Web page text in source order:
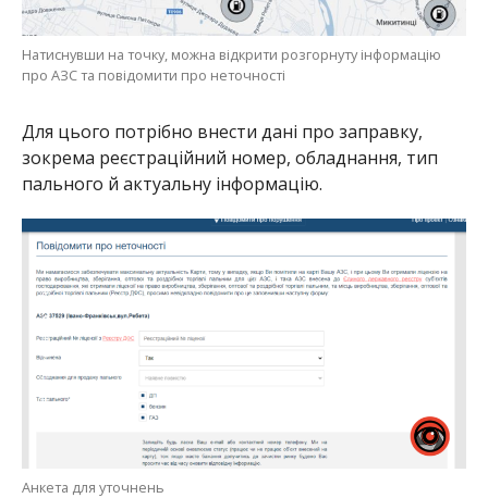
Натиснувши на точку, можна відкрити розгорнуту інформацію
про АЗС та повідомити про неточності
Для цього потрібно внести дані про заправку,
зокрема реєстраційний номер, обладнання, тип
пального й актуальну інформацію.
Анкета для уточнень